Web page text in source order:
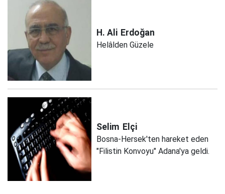
H. Ali Erdoğan
Helâlden Güzele
Selim Elçi
Bosna-Hersek'ten hareket eden
"Filistin Konvoyu" Adana'ya geldi.